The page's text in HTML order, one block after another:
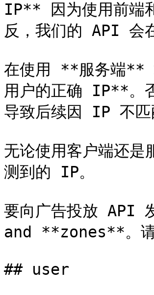
IP** 因为使用前
反，我们的 API 会
在使用 **服务端**
用户的正确 IP**。
导致后续因 IP 不匹
无论使用客户端还
测到的 IP。
要向广告投放 API
and **zones**。请
## user